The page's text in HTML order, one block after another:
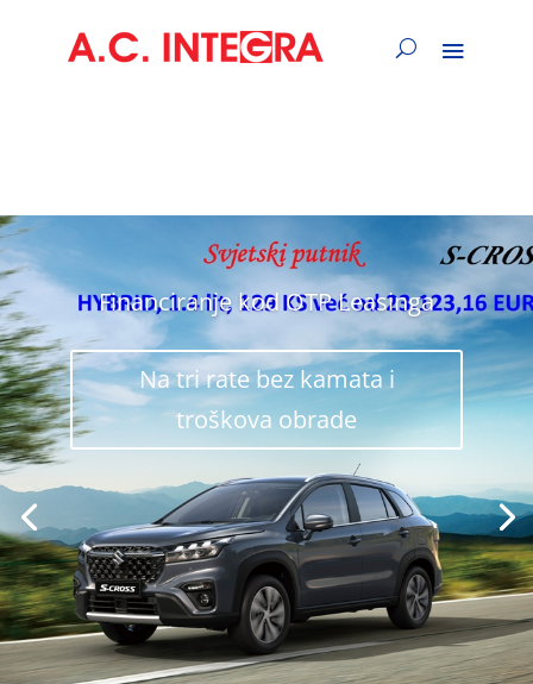
Financiranje kod OTP Leasinga
Na tri rate bez kamata i
troškova obrade